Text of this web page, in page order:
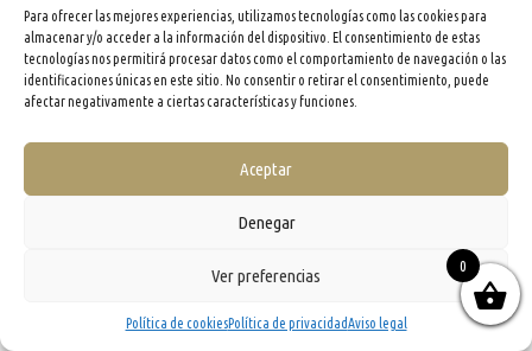
Para ofrecer las mejores experiencias, utilizamos tecnologías como las cookies para
almacenar y/o acceder a la información del dispositivo. El consentimiento de estas
tecnologías nos permitirá procesar datos como el comportamiento de navegación o las
identificaciones únicas en este sitio. No consentir o retirar el consentimiento, puede
afectar negativamente a ciertas características y funciones.
Aceptar
Denegar
Ver preferencias
Política de cookiesPolítica de privacidadAviso legal
info@evooleum.com · Tel. (+34) 957 040 774 · Aviso legal·Política de Cookies·Política de
Privacidad·Condiciones generales de contratación
0